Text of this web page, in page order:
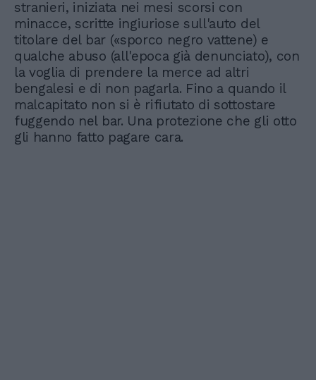
stranieri, iniziata nei mesi scorsi con
minacce, scritte ingiuriose sull'auto del
titolare del bar («sporco negro vattene) e
qualche abuso (all'epoca già denunciato), con
la voglia di prendere la merce ad altri
bengalesi e di non pagarla. Fino a quando il
malcapitato non si è rifiutato di sottostare
fuggendo nel bar. Una protezione che gli otto
gli hanno fatto pagare cara.